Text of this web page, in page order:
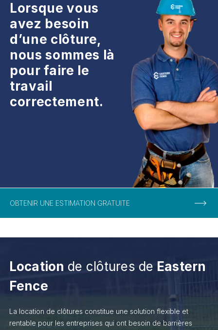
Lorsque vous
avez besoin
d’une clôture,
nous sommes là
pour faire le
travail
correctement.
OBTENIR UNE ESTIMATION GRATUITE
Location de clôtures de Eastern
Fence
La location de clôtures constitue une solution flexible et
rentable pour les entreprises qui ont besoin de barrières